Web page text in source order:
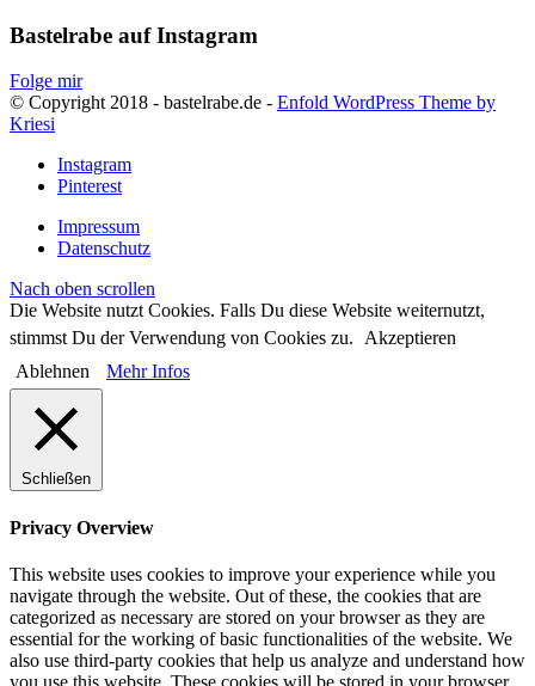
Bastelrabe auf Instagram
Folge mir
© Copyright 2018 - bastelrabe.de - Enfold WordPress Theme by
Kriesi
Instagram
Pinterest
Impressum
Datenschutz
Nach oben scrollen
Die Website nutzt Cookies. Falls Du diese Website weiternutzt,
stimmst Du der Verwendung von Cookies zu.
Akzeptieren
Ablehnen
Mehr Infos
Schließen
Privacy Overview
This website uses cookies to improve your experience while you
navigate through the website. Out of these, the cookies that are
categorized as necessary are stored on your browser as they are
essential for the working of basic functionalities of the website. We
also use third-party cookies that help us analyze and understand how
you use this website. These cookies will be stored in your browser